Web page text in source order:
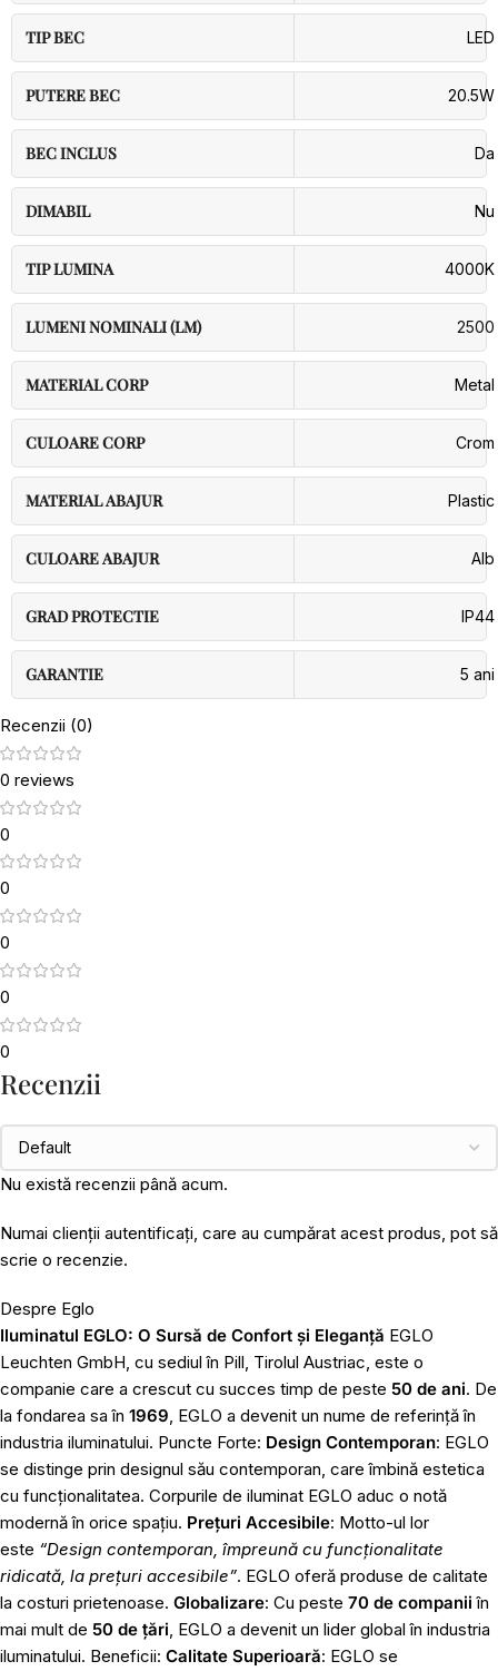
TIP BEC LED
PUTERE BEC 20.5W
BEC INCLUS Da
DIMABIL Nu
TIP LUMINA 4000K
LUMENI NOMINALI (LM) 2500
MATERIAL CORP Metal
CULOARE CORP Crom
MATERIAL ABAJUR Plastic
CULOARE ABAJUR Alb
GRAD PROTECTIE IP44
GARANTIE 5 ani
Recenzii (0)
0 reviews
0
0
0
0
0
Recenzii
Nu există recenzii până acum.
Numai clienții autentificați, care au cumpărat acest produs, pot să
scrie o recenzie.
Despre Eglo
Iluminatul EGLO: O Sursă de Confort și Eleganță EGLO
Leuchten GmbH, cu sediul în Pill, Tirolul Austriac, este o
companie care a crescut cu succes timp de peste 50 de ani. De
la fondarea sa în 1969, EGLO a devenit un nume de referință în
industria iluminatului. Puncte Forte: Design Contemporan: EGLO
se distinge prin designul său contemporan, care îmbină estetica
cu funcționalitatea. Corpurile de iluminat EGLO aduc o notă
modernă în orice spațiu. Prețuri Accesibile: Motto-ul lor
este “Design contemporan, împreună cu funcționalitate
ridicată, la prețuri accesibile”. EGLO oferă produse de calitate
la costuri prietenoase. Globalizare: Cu peste 70 de companii în
mai mult de 50 de țări, EGLO a devenit un lider global în industria
iluminatului. Beneficii: Calitate Superioară: EGLO se